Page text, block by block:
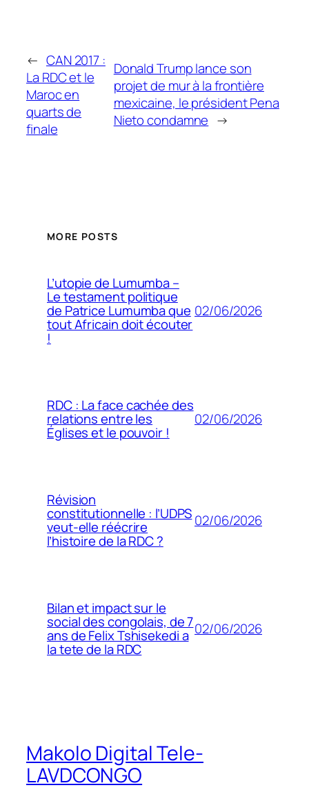
← CAN 2017 :
La RDC et le
Maroc en
quarts de
finale
Donald Trump lance son
projet de mur à la frontière
mexicaine, le président Pena
Nieto condamne →
MORE POSTS
L’utopie de Lumumba –
Le testament politique
de Patrice Lumumba que
tout Africain doit écouter
!
02/06/2026
RDC : La face cachée des
relations entre les
Églises et le pouvoir !
02/06/2026
Révision
constitutionnelle : l’UDPS
veut-elle réécrire
l’histoire de la RDC ?
02/06/2026
Bilan et impact sur le
social des congolais, de 7
ans de Felix Tshisekedi a
la tete de la RDC
02/06/2026
Makolo Digital Tele-
LAVDCONGO